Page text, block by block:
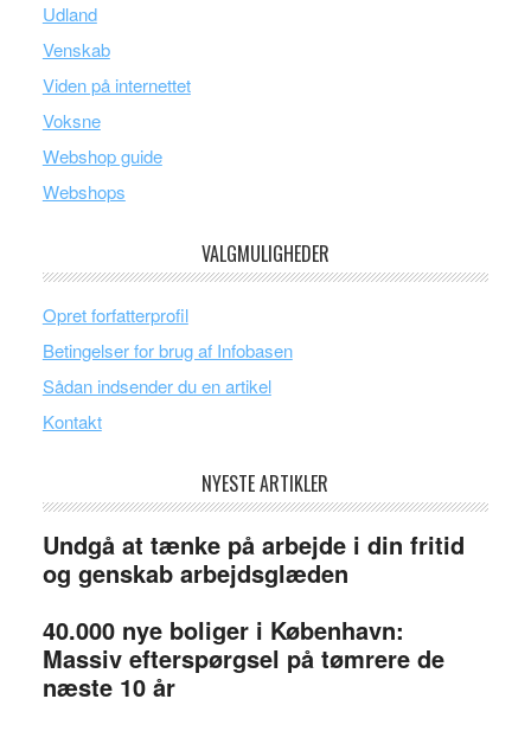
Udland
Venskab
Viden på internettet
Voksne
Webshop guide
Webshops
VALGMULIGHEDER
Opret forfatterprofil
Betingelser for brug af Infobasen
Sådan indsender du en artikel
Kontakt
NYESTE ARTIKLER
Undgå at tænke på arbejde i din fritid
og genskab arbejdsglæden
40.000 nye boliger i København:
Massiv efterspørgsel på tømrere de
næste 10 år